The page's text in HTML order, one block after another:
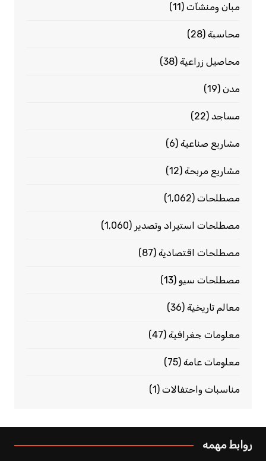
مبان ومنشآت(11)
محاسبة(28)
محاصيل زراعية(38)
مدن(19)
مساجد(22)
مشاريع صناعية(6)
مشاريع مربحة(12)
مصطلحات(1٬062)
مصطلحات استيراد وتصدير (1٬060)
مصطلحات اقتصادية(87)
مصطلحات سيو(13)
معالم تاريخية(36)
معلومات جغرافية(47)
معلومات عامة(75)
مناسبات واحتفالات(1)
روابط مهمه